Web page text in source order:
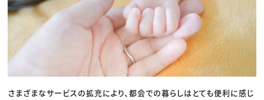
さまざまなサービスの拡充により、都会での暮らしはとても便利に感じ